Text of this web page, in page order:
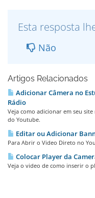
Esta resposta
Não
Artigos Relacionados
Adicionar Câmera no
Rádio
Veja como adicionar em seu
do Youtube.
Editar ou Adicionar
Para Abrir o Video Direto no
Colocar Player da
Veja o video de como inserir o